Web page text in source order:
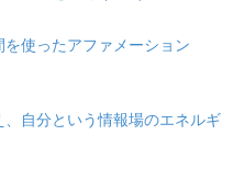
使ったアファメーション
自分という情報場のエネルギ